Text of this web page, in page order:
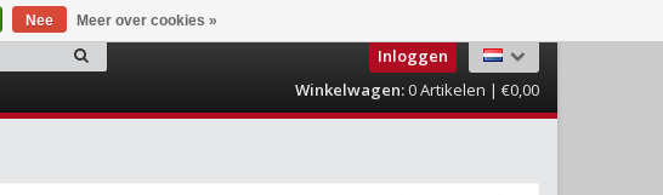
Inloggen
Winkelwagen:0Artikelen | €0,00
Nee Meer over cookies »